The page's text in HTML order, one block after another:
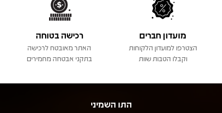
מועדון חברים
הצטרפו למועדון הלקוחות
וקבלו הטבות שוות
רכישה בטוחה
האתר מאובטח לרכישה
בתקני אבטחה מחמירים
התו השמיני